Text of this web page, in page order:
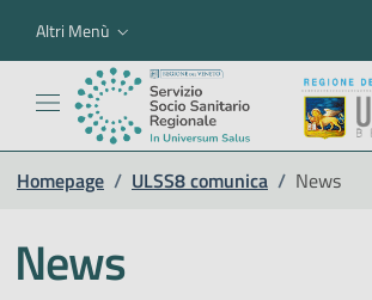
Altri Menù
Homepage / ULSS8 comunica / News
News